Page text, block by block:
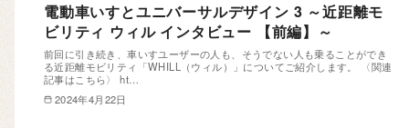
電動車いすとユニバーサルデザイン 3 ～近距離モ
ビリティ ウィル インタビュー 【前編】～
前回に引き続き、車いすユーザーの人も、そうでない人も乗ることができ
る近距離モビリティ「WHILL（ウィル）」についてご紹介します。 〈関連
記事はこちら〉 ht…
2024年4月22日